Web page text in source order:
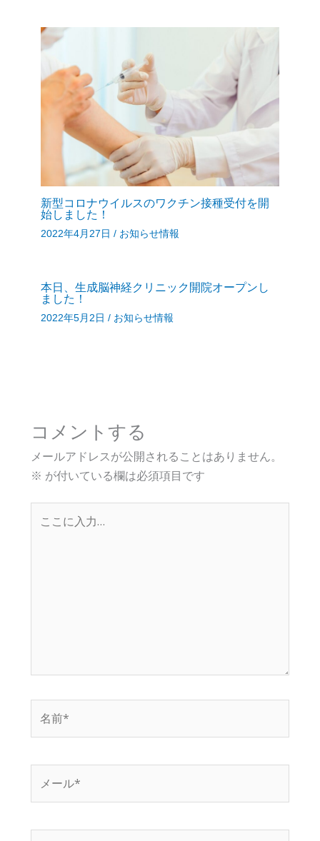
新型コロナウイルスのワクチン接種受付を開
始しました！
2022年4月27日 / お知らせ情報
本日、生成脳神経クリニック開院オープンし
ました！
2022年5月2日 / お知らせ情報
コメントする
メールアドレスが公開されることはありません。
※ が付いている欄は必須項目です
*